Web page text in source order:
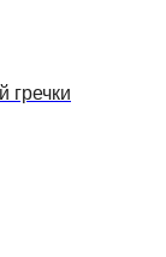
гречки